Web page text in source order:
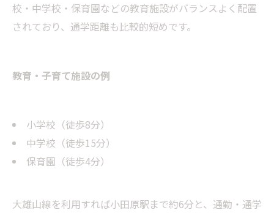
校・中学校・保育園などの教育施設がバランスよく配置
されており、通学距離も比較的短めです。
教育・子育て施設の例
小学校（徒歩8分）
中学校（徒歩15分）
保育園（徒歩4分）
大雄山線を利用すれば小田原駅まで約6分と、通勤・通学